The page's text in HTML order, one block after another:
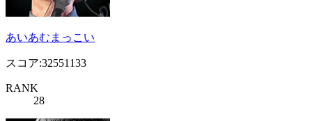
あいあむまっこい
スコア:32551133
RANK
28